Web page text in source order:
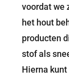
voordat we
het hout
producten
stof als
Hierna